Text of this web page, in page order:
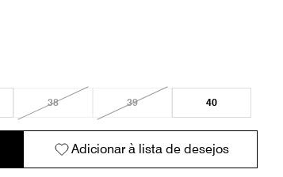
38 39 40
Adicionar à lista de desejos